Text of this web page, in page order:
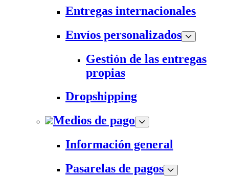
Entregas internacionales
Envíos personalizados
Gestión de las entregas
propias
Dropshipping
Medios de pago
Información general
Pasarelas de pagos